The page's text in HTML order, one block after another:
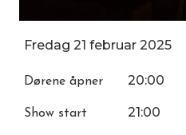
Fredag 21 februar 2025
Dørene åpner 20:00
Show start 21:00